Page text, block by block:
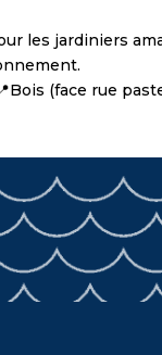
les jardiniers
(face rue